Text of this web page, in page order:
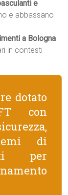
e
e abbassano
a Bologna
in contesti
dotato
con
di
per